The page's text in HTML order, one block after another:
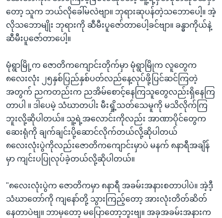
တော့ သူက ဘယ်လိုခေါ်မလဲဗျာ။ ဘုရားဆုပန်တဲ့သဘောပေါ့။ အဲ့
လိုသဘောမျိုး ဘုရားကို ဆီမီးပူဇော်တာပေါ့ခင်ဗျာ။ ခန္ဓာကိုယ်နဲ့
ဆီမီးပူဇော်တာပေါ့။
မုံရွာမြို့က ဇောတိကကျောင်းတိုက်မှာ မုံရွာမြိုက လူတွေက
၈လေးလုံး ၂၅နှစ်ပြည်နှစ်ပတ်လည်နေ့လုပ်ဖို့ပြင်ဆင်ကြတဲ့
အတွက် ညကတည်းက ညအိမ်စောင့်နေကြသူတွေလည်းရှိနေကြ
တာပါ ။ ဒါပေမဲ့ သံဃာတပါး မီးရှို့သတ်သေမူကို မသိလိုက်ကြ
ဘူးလို့ဆိုပါတယ်။ သူ့ရဲ့အလောင်းကိုလည်း အာဏာပိုင်တွေက
ဆေးရုံကို ချက်ချင်းပို့ဆောင်လိုက်တယ်လို့ဆိုပါတယ်
၈လေးလုံးပွဲကိုလည်းဇောတိကကျောင်းမှာပဲ မနက် ၈နာရီအချိန်
မှာ ကျင်းပပြုလုပ်ခဲ့တယ်လို့ဆိုပါတယ်။
"၈လေးလုံးပွဲက ဇောတိကမှာ ၈နာရီ အခမ်းအနားစတာပါပဲ။ အဲ့ဒီ့
သံဃာတော်ကို ကျနော်တို့ သွားကြည့်တော့ အားလုံးတိတ်ဆိတ်
နေတာပဲဗျ။ ဘာမှတော့ မပြောတော့ဘူးဗျ။ အခုအခမ်းအနားက